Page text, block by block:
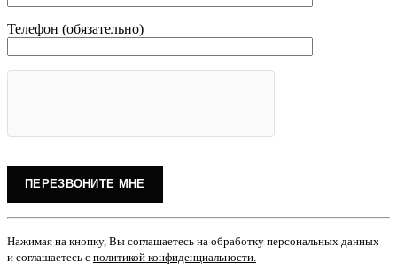
Телефон (обязательно)
Нажимая на кнопку, Вы соглашаетесь на обработку персональных данных
и соглашаетесь с политикой конфиденциальности.